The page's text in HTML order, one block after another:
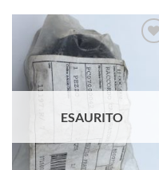
ESAURITO